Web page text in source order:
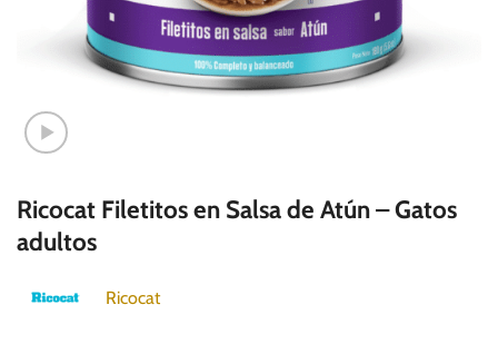
Ricocat Filetitos en Salsa de Atún – Gatos
adultos
Ricocat